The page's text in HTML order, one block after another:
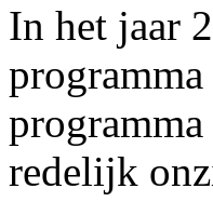
In het jaar
redelijk